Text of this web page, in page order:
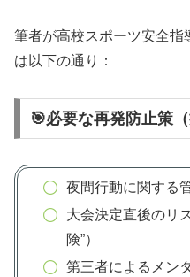
筆者が高校スポーツ安全
は以下の通り：
🎯必要な再発防止策（
夜間行動に関する
大会決定直後のリ
険”）
第三者によるメン